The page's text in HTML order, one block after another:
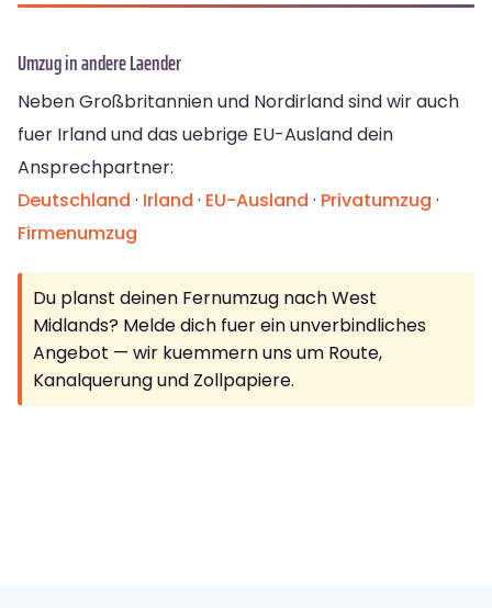
Umzug in andere Laender
Neben Großbritannien und Nordirland sind wir auch
fuer Irland und das uebrige EU-Ausland dein
Ansprechpartner:
Deutschland · Irland · EU-Ausland · Privatumzug ·
Firmenumzug
Du planst deinen Fernumzug nach West
Midlands? Melde dich fuer ein unverbindliches
Angebot — wir kuemmern uns um Route,
Kanalquerung und Zollpapiere.